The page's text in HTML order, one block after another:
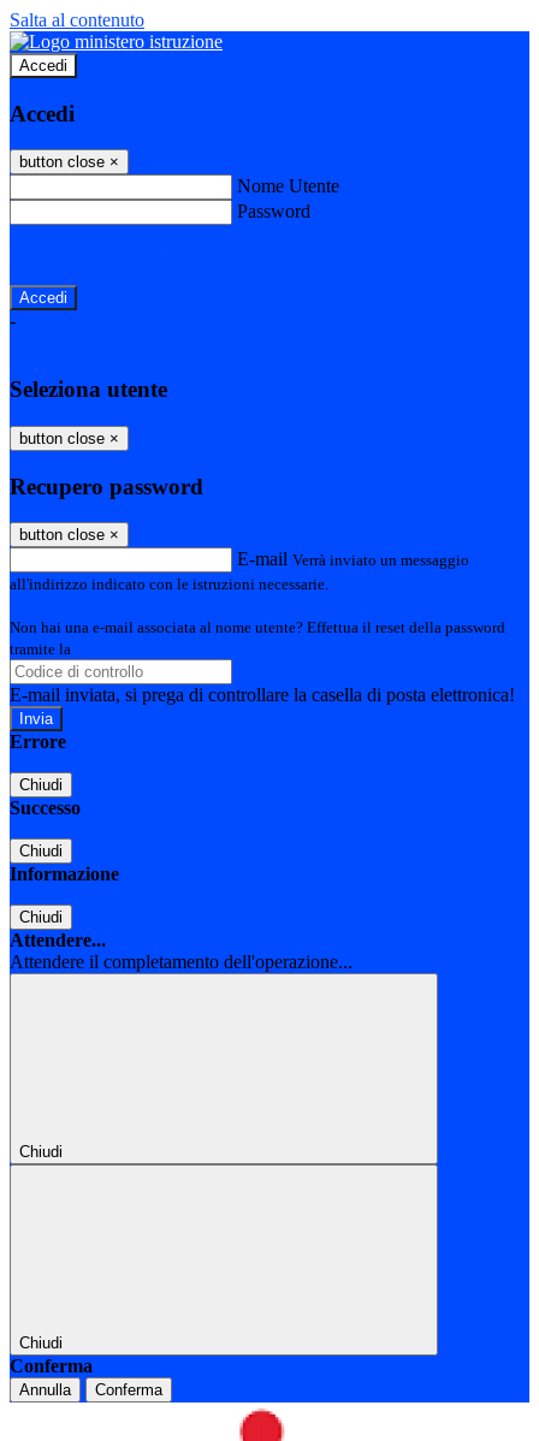
Salta al contenuto
Accedi
Accedi
button close ×
Nome Utente
Password
-
Seleziona utente
button close ×
Recupero password
button close ×
E-mail Verrà inviato un messaggio
all'indirizzo indicato con le istruzioni necessarie.
Non hai una e-mail associata al nome utente? Effettua il reset della password
tramite la
E-mail inviata, si prega di controllare la casella di posta elettronica!
Errore
Chiudi
Successo
Chiudi
Informazione
Chiudi
Attendere...
Attendere il completamento dell'operazione...
Chiudi
Chiudi
Conferma
Annulla Conferma